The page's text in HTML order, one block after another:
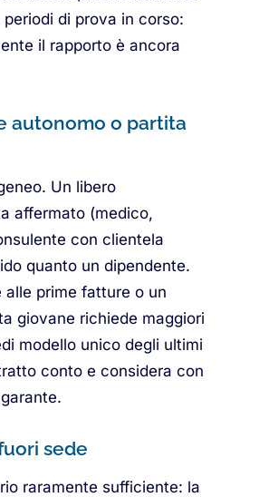
di prova in corso:
il rapporto è ancora
autonomo o partita
Un libero
affermato (medico,
con clientela
quanto un dipendente.
alle prime fatture o un
giovane richiede maggiori
modello unico degli ultimi
conto e considera con
sede
raramente sufficiente: la